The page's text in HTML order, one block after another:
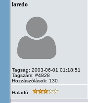
laredo
Tagság: 2003-06-01 01:18:51
Tagszám: #4828
Hozzászólások: 130
Haladó